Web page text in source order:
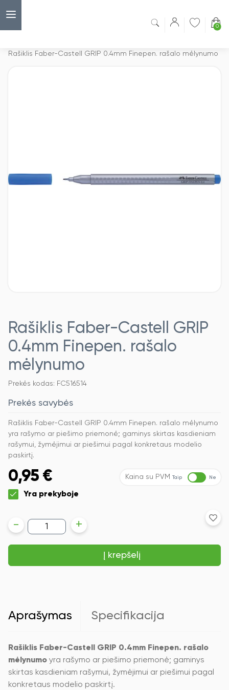
0
Rašiklis Faber-Castell GRIP 0.4mm Finepen. rašalo mėlynumo
Rašiklis Faber-Castell GRIP
0.4mm Finepen. rašalo
mėlynumo
Prekės kodas: FC516514
Prekės savybės
Rašiklis Faber-Castell GRIP 0.4mm Finepen. rašalo mėlynumo
yra rašymo ar piešimo priemonė; gaminys skirtas kasdieniam
rašymui, žymėjimui ar piešimui pagal konkretaus modelio
paskirtį.
0,95 € Kaina su PVM Taip Ne
Yra prekyboje
produkto
kiekis:
Rašiklis
Faber-
GRIP
- +
Į krepšelį
Aprašymas Specifikacija
Rašiklis Faber-Castell GRIP 0.4mm Finepen. rašalo
mėlynumo yra rašymo ar piešimo priemonė; gaminys
skirtas kasdieniam rašymui, žymėjimui ar piešimui pagal
konkretaus modelio paskirtį.